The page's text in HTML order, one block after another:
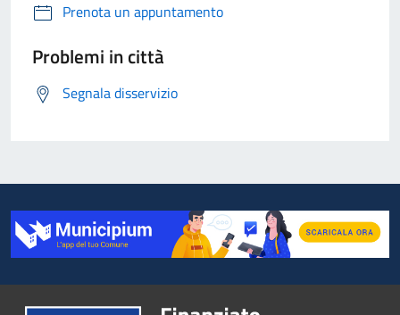
Prenota un appuntamento
Problemi in città
Segnala disservizio